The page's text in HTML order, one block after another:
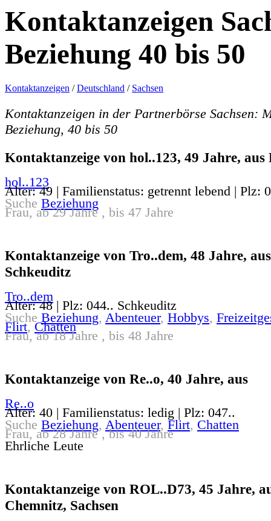
Kontaktanzeigen
Beziehung 40 bis 50
Kontaktanzeigen /Deutschland / Sachsen
Kontaktanzeigen in der Partnerbörse Sachsen:
Beziehung, 40 bis 50
Kontaktanzeige von hol..123, 49 Jahre, aus
hol..123
Alter: 49 | Familienstatus: getrennt lebend | Plz:
Suche Beziehung
Frau, ab 29 Jahre , bis 47 Jahre
Kontaktanzeige von Tro..dem, 48 Jahre, aus
Schkeuditz
Tro..dem
Alter: 48 | Plz: 044.. Schkeuditz
Suche Beziehung, Abenteuer, Hobbys,
Flirt,Chatten
Frau, ab 18 Jahre , bis 48 Jahre
Kontaktanzeige von Re..o, 40 Jahre, aus
Re..o
Alter: 40 | Familienstatus: ledig | Plz: 047..
Suche Beziehung, Abenteuer, Flirt, Chatten
Frau, ab 28 Jahre , bis 40 Jahre
Ehrliche Leute
Kontaktanzeige von ROL..D73, 45 Jahre,
Chemnitz, Sachsen